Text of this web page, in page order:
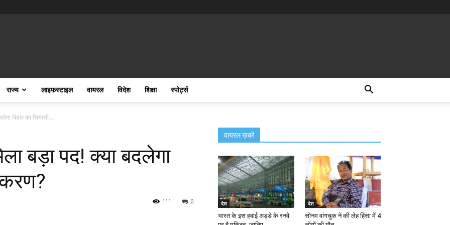
राज्य लाइफस्टाइल वायरल विदेश शिक्षा स्पोर्ट्स
बिहार का सियासी...
बड़ा पद! क्या बदलेगा
0
111
वायरल ख़बरें
देश
भारत के इस हवाई अड्डे के रनवे
देश
सोनम वांगचुक ने की लेह हिंसा में 4